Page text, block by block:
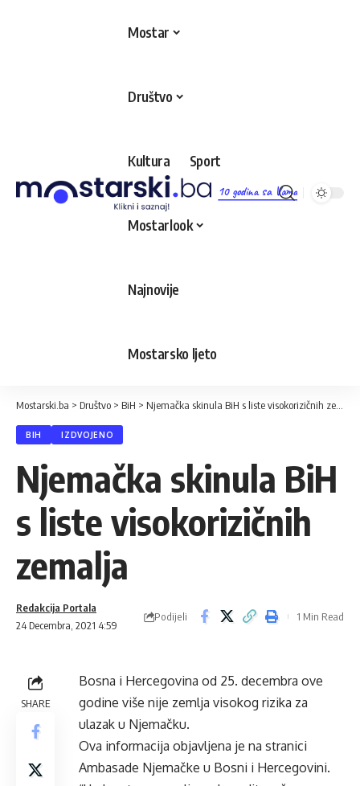
10 godina sa Vama
Mostar
Društvo
Kultura Sport
Mostarlook
Najnovije
Mostarsko ljeto
Mostarski.ba > Društvo > BiH > Njemačka skinula BiH s liste visokorizičnih zemalja
BIH IZDVOJENO
Njemačka skinula BiH
s liste visokorizičnih
zemalja
24 Decembra, 2021 4:59
Redakcija Portala
Podijeli 1 Min Read
SHARE
Bosna i Hercegovina od 25. decembra ove
godine više nije zemlja visokog rizika za
ulazak u Njemačku.
Ova informacija objavljena je na stranici
Ambasade Njemačke u Bosni i Hercegovini.